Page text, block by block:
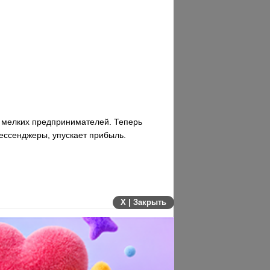
предпринимателей. Теперь
упускает прибыль.
X | Закрыть